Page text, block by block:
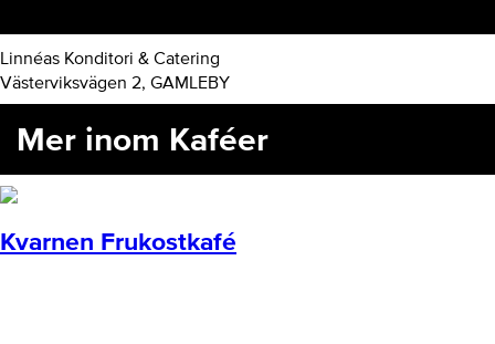
Linnéas Konditori & Catering
Västerviksvägen 2, GAMLEBY
Mer inom Kaféer
Kvarnen Frukostkafé